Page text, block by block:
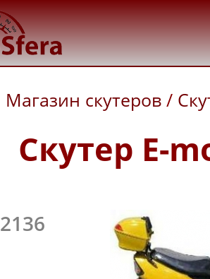
Магазин скутеров /
Скутер E-
2136